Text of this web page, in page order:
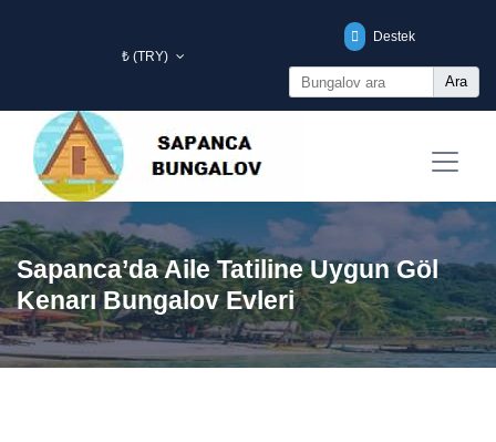
₺ (TRY)
Destek
Ara
Sapanca’da Aile Tatiline Uygun Göl
Kenarı Bungalov Evleri